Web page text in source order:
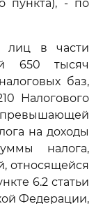
пункта), - по
лиц в части
650 тысяч
баз,
Налогового
превышающей
на доходы
налога,
относящейся
6.2 статьи
Федерации,